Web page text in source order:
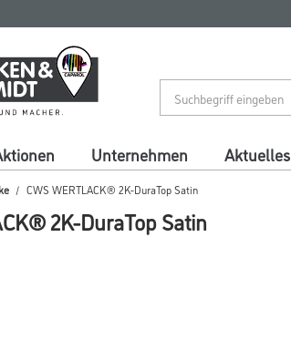
Unternehmen Aktuelles
CWS WERTLACK® 2K-DuraTop Satin
2K-DuraTop Satin